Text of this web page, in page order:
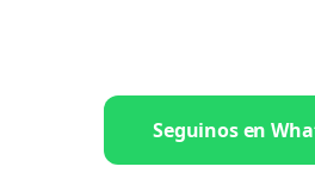
Seguinos en